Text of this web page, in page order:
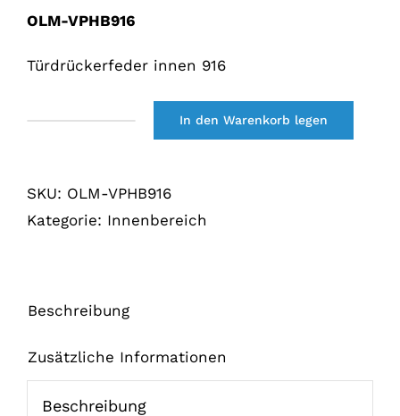
€17,00.€14,45.
OLM-VPHB916
Türdrückerfeder innen 916
binnen
916
In den Warenkorb legen
SKU: OLM-VPHB916
Kategorie: Innenbereich
Beschreibung
Zusätzliche Informationen
Beschreibung